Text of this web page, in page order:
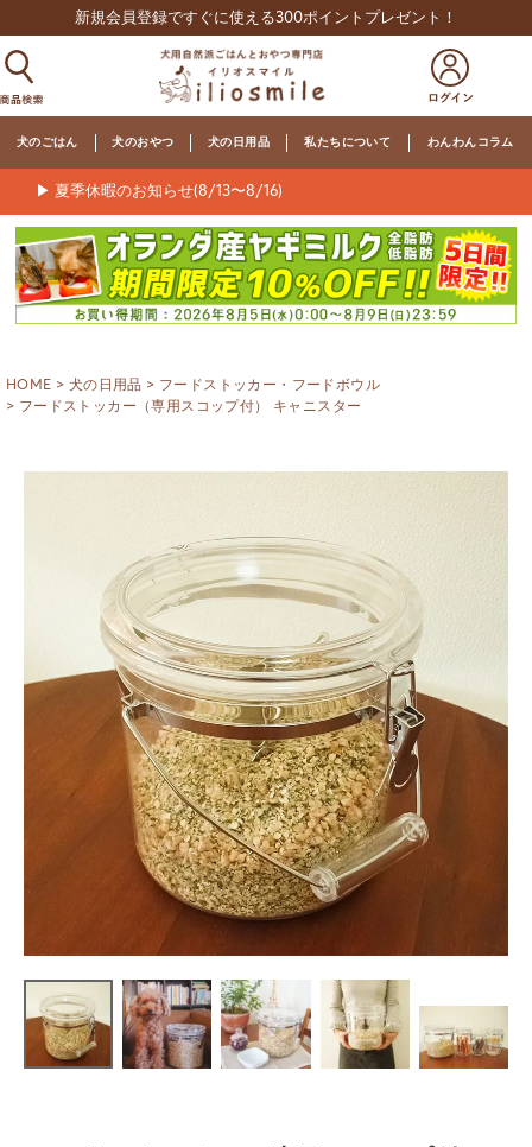
新規会員登録ですぐに使える300ポイントプレゼント！
犬のごはん 犬のおやつ 犬の日用品 私たちについて わんわんコラム
▶ 夏季休暇のお知らせ(8/13〜8/16)
HOME 犬の日用品
フードストッカー・フードボウル
フードストッカー（専用スコップ付） キャニスター